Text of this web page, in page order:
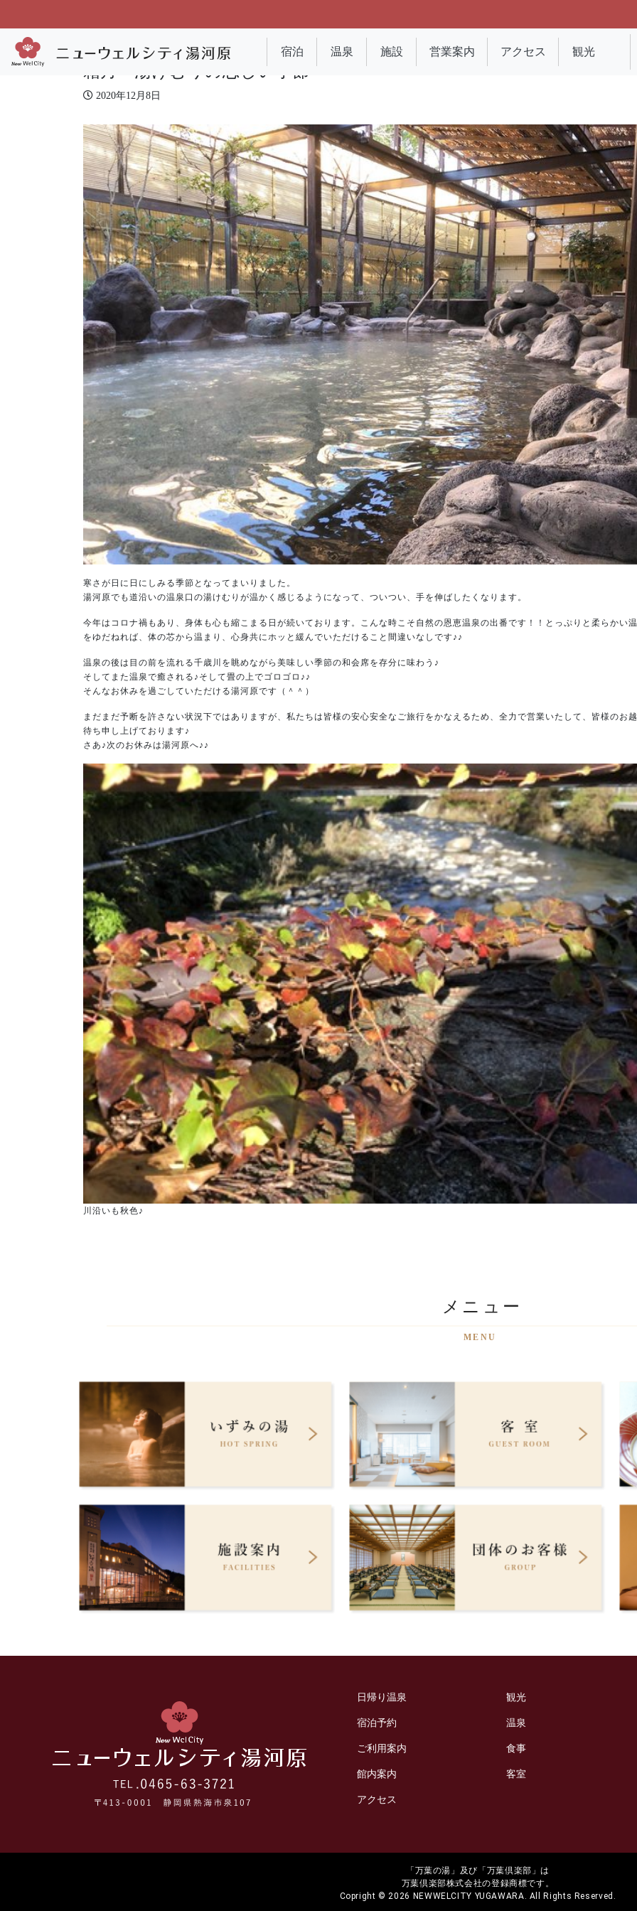
宿泊 温泉 施設 営業案内 アクセス 観光
霜月～湯けむりの恋しい季節～
2020年12月8日
寒さが日に日にしみる季節となってまいりました。
湯河原でも道沿いの温泉口の湯けむりが温かく感じるようになって、ついつい、手を伸ばしたくなります。
今年はコロナ禍もあり、身体も心も縮こまる日が続いております。こんな時こそ自然の恩恵温泉の出番です！！とっぷりと柔らかい
をゆだねれば、体の芯から温まり、心身共にホッと緩んでいただけること間違いなしです♪♪
温泉の後は目の前を流れる千歳川を眺めながら美味しい季節の和会席を存分に味わう♪
そしてまた温泉で癒される♪そして畳の上でゴロゴロ♪♪
そんなお休みを過ごしていただける湯河原です（＾＾）
まだまだ予断を許さない状況下ではありますが、私たちは皆様の安心安全なご旅行をかなえるため、全力で営業いたして、皆様のお
待ち申し上げております♪
さあ♪次のお休みは湯河原へ♪♪
川沿いも秋色♪
日帰り温泉
宿泊予約
ご利用案内
館内案内
アクセス
観光
温泉
食事
客室
「万葉の湯」及び「万葉倶楽部」は
万葉倶楽部株式会社の登録商標です。
Copright © 2026 NEWWELCITY YUGAWARA. All Rights Reserved.